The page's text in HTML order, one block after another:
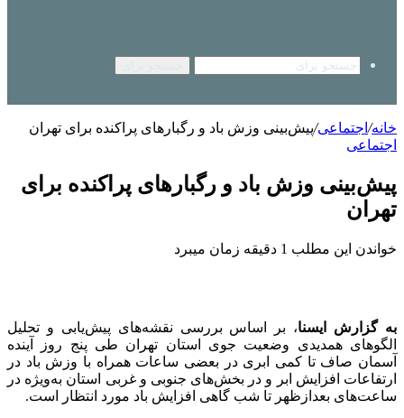
خانه/ اجتماعی/پیش‌بینی وزش باد و رگبارهای پراکنده برای تهران
اجتماعی
پیش‌بینی وزش باد و رگبارهای پراکنده برای
تهران
خواندن این مطلب 1 دقیقه زمان میبرد
به گزارش ایسنا، بر اساس بررسی نقشه‌های پیش‌یابی و تحلیل
الگوهای همدیدی وضعیت جوی استان تهران طی پنج روز آینده
آسمان صاف تا کمی ابری در بعضی ساعات همراه با وزش باد در
ارتفاعات افزایش ابر و در بخش‌های جنوبی و غربی استان به‌ویژه در
ساعت‌های بعدازظهر تا شب گاهی افزایش باد مورد انتظار است.